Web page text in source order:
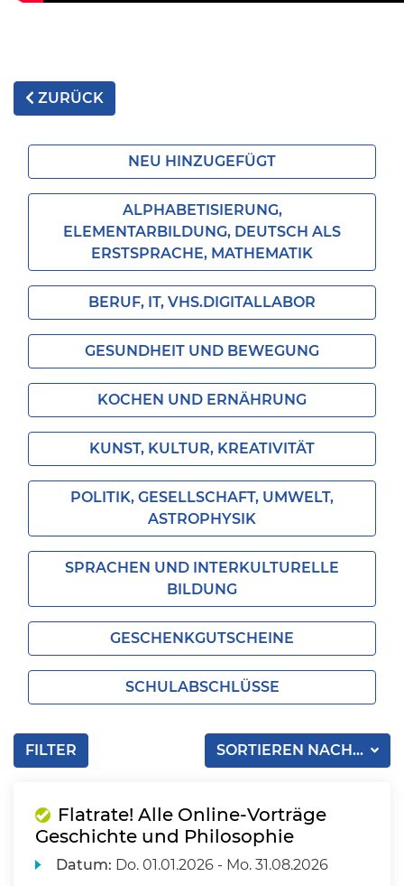
ZURÜCK
NEU HINZUGEFÜGT
ALPHABETISIERUNG,
ELEMENTARBILDUNG, DEUTSCH ALS
ERSTSPRACHE, MATHEMATIK
BERUF, IT, VHS.DIGITALLABOR
GESUNDHEIT UND BEWEGUNG
KOCHEN UND ERNÄHRUNG
KUNST, KULTUR, KREATIVITÄT
POLITIK, GESELLSCHAFT, UMWELT,
ASTROPHYSIK
SPRACHEN UND INTERKULTURELLE
BILDUNG
GESCHENKGUTSCHEINE
SCHULABSCHLÜSSE
SORTIEREN NACH...
FILTER
Flatrate! Alle Online-Vorträge
Geschichte und Philosophie
Datum: Do. 01.01.2026 - Mo. 31.08.2026